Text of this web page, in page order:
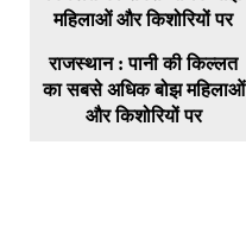
राजस्थान : पानी की किल्लत
का सबसे अधिक बोझ महिलाओं
और किशोरियों पर